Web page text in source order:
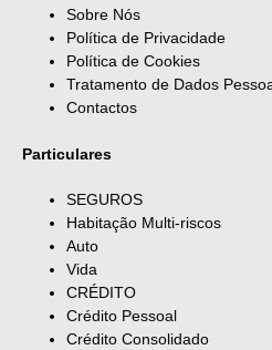
Sobre Nós
Política de Privacidade
Política de Cookies
Tratamento de Dados
Contactos
Particulares
SEGUROS
Habitação Multi-riscos
Auto
Vida
CRÉDITO
Crédito Pessoal
Crédito Consolidado